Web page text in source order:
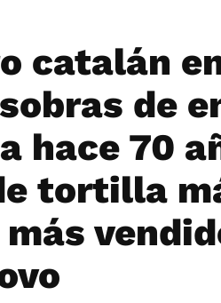
catalán
de
hace 70
tortilla